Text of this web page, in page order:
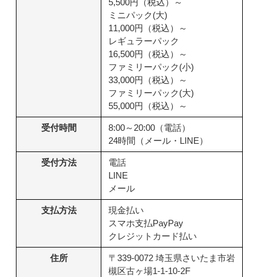
5,500円（税込）～
ミニパック(大)
11,000円（税込）～
レギュラーパック
16,500円（税込）～
ファミリーパック(小)
33,000円（税込）～
ファミリーパック(大)
55,000円（税込）～
受付時間
8:00～20:00（電話）
24時間（メール・LINE）
受付方法
電話
LINE
メール
支払方法
現金払い
スマホ支払PayPay
クレジットカード払い
住所
〒339-0072 埼玉県さいたま市岩
槻区古ヶ場1-1-10-2F